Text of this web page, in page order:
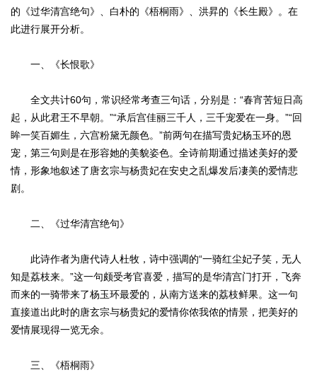
的《过华清宫绝句》、白朴的《梧桐雨》、洪昇的《长生殿》。在
此进行展开分析。
一、《长恨歌》
全文共计60句，常识经常考查三句话，分别是：“春宵苦短日高
起，从此君王不早朝。”“承后宫佳丽三千人，三千宠爱在一身。”“回
眸一笑百媚生，六宫粉黛无颜色。”前两句在描写贵妃杨玉环的恩
宠，第三句则是在形容她的美貌姿色。全诗前期通过描述美好的爱
情，形象地叙述了唐玄宗与杨贵妃在安史之乱爆发后凄美的爱情悲
剧。
二、《过华清宫绝句》
此诗作者为唐代诗人杜牧，诗中强调的“一骑红尘妃子笑，无人
知是荔枝来。”这一句颇受考官喜爱，描写的是华清宫门打开，飞奔
而来的一骑带来了杨玉环最爱的，从南方送来的荔枝鲜果。这一句
直接道出此时的唐玄宗与杨贵妃的爱情你侬我侬的情景，把美好的
爱情展现得一览无余。
三、《梧桐雨》